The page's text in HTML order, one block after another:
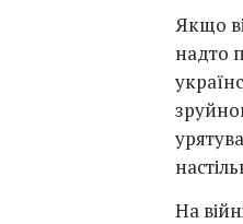
Якщо
надто
На